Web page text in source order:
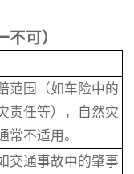
可）
范围（如车险中的
责任等），自然灾
常不适用。
交通事故中的肇事